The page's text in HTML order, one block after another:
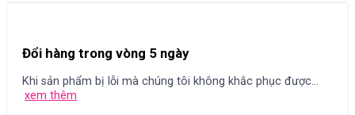
Đổi hàng trong vòng 5 ngày
Khi sản phẩm bị lỗi mà chúng tôi không khắc phục được...
xem thêm